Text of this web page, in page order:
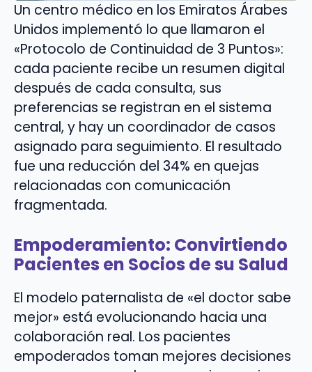
Un centro médico en los Emiratos Árabes
Unidos implementó lo que llamaron el
«Protocolo de Continuidad de 3 Puntos»:
cada paciente recibe un resumen digital
después de cada consulta, sus
preferencias se registran en el sistema
central, y hay un coordinador de casos
asignado para seguimiento. El resultado
fue una reducción del 34% en quejas
relacionadas con comunicación
fragmentada.
Empoderamiento: Convirtiendo
Pacientes en Socios de su Salud
El modelo paternalista de «el doctor sabe
mejor» está evolucionando hacia una
colaboración real. Los pacientes
empoderados toman mejores decisiones